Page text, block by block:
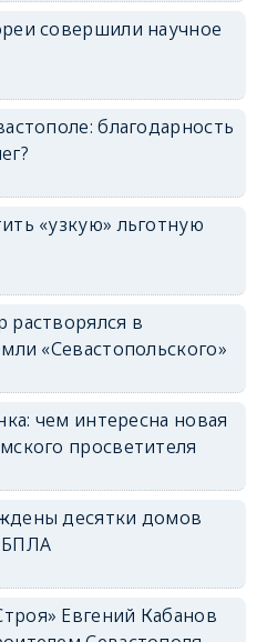
совершили научное
благодарность
«узкую» льготную
растворялся в
«Севастопольского»
чем интересна новая
просветителя
десятки домов
БПЛА
Евгений Кабанов